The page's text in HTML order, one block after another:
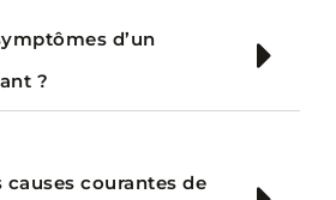
d’un
?
causes courantes de